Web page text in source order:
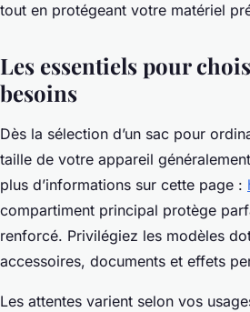
tout en protégeant votre matériel
Les essentiels pour
besoins
Dès la sélection d’un sac pour
taille de votre appareil
plus d’informations sur cette page :
compartiment principal protège
renforcé. Privilégiez les modèles
accessoires, documents et effets
Les attentes varient selon vos